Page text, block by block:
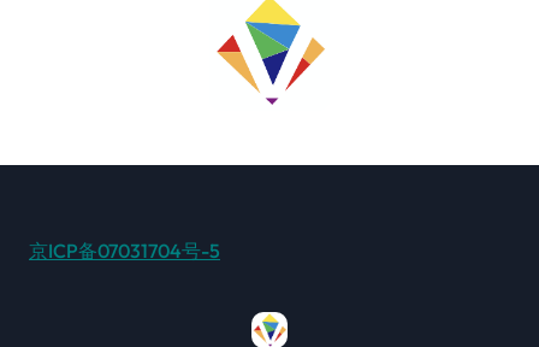
京ICP备07031704号-5